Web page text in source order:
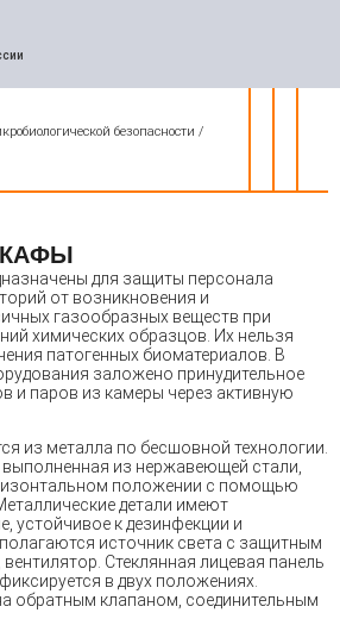
безопасности /
для защиты персонала
от возникновения и
газообразных веществ при
химических образцов. Их нельзя
патогенных биоматериалов. В
заложено принудительное
и паров из камеры через активную
из металла по бесшовной технологии.
из нержавеющей стали,
положении с помощью
детали имеют
устойчивое к дезинфекции и
источник света с защитным
Стеклянная лицевая панель
в двух положениях.
обратным клапаном, соединительным